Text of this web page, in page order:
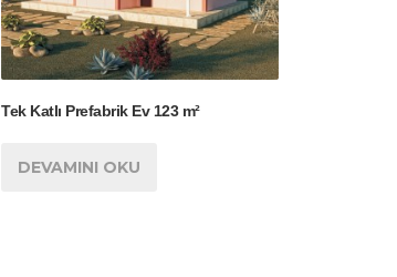
Tek Katlı Prefabrik Ev 123 m²
DEVAMINI OKU